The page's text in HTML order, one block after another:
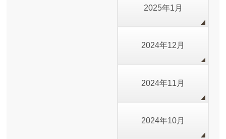
2025年1月
2024年12月
2024年11月
2024年10月